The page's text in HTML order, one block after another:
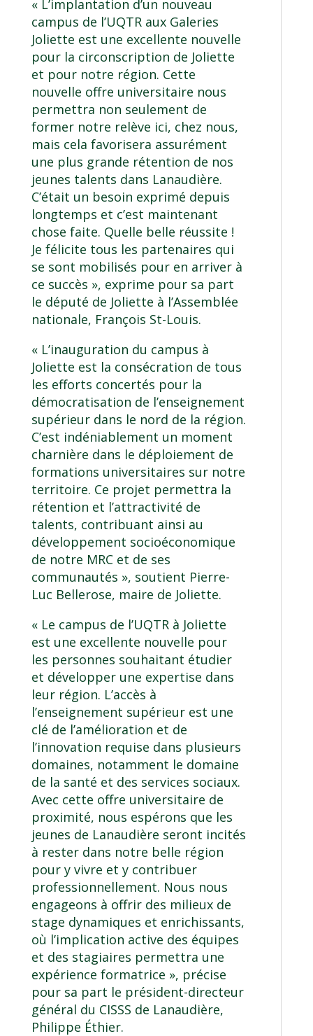
« L’implantation d’un nouveau
campus de l’UQTR aux Galeries
Joliette est une excellente nouvelle
pour la circonscription de Joliette
et pour notre région. Cette
nouvelle offre universitaire nous
permettra non seulement de
former notre relève ici, chez nous,
mais cela favorisera assurément
une plus grande rétention de nos
jeunes talents dans Lanaudière.
C’était un besoin exprimé depuis
longtemps et c’est maintenant
chose faite. Quelle belle réussite !
Je félicite tous les partenaires qui
se sont mobilisés pour en arriver à
ce succès », exprime pour sa part
le député de Joliette à l’Assemblée
nationale, François St-Louis.
« L’inauguration du campus à
Joliette est la consécration de tous
les efforts concertés pour la
démocratisation de l’enseignement
supérieur dans le nord de la région.
C’est indéniablement un moment
charnière dans le déploiement de
formations universitaires sur notre
territoire. Ce projet permettra la
rétention et l’attractivité de
talents, contribuant ainsi au
développement socioéconomique
de notre MRC et de ses
communautés », soutient Pierre-
Luc Bellerose, maire de Joliette.
« Le campus de l’UQTR à Joliette
est une excellente nouvelle pour
les personnes souhaitant étudier
et développer une expertise dans
leur région. L’accès à
l’enseignement supérieur est une
clé de l’amélioration et de
l’innovation requise dans plusieurs
domaines, notamment le domaine
de la santé et des services sociaux.
Avec cette offre universitaire de
proximité, nous espérons que les
jeunes de Lanaudière seront incités
à rester dans notre belle région
pour y vivre et y contribuer
professionnellement. Nous nous
engageons à offrir des milieux de
stage dynamiques et enrichissants,
où l’implication active des équipes
et des stagiaires permettra une
expérience formatrice », précise
pour sa part le président-directeur
général du CISSS de Lanaudière,
Philippe Éthier.